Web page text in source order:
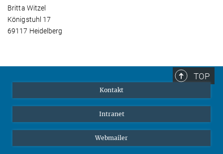
Britta Witzel
Königstuhl 17
69117 Heidelberg
TOP
Kontakt
Intranet
Webmailer